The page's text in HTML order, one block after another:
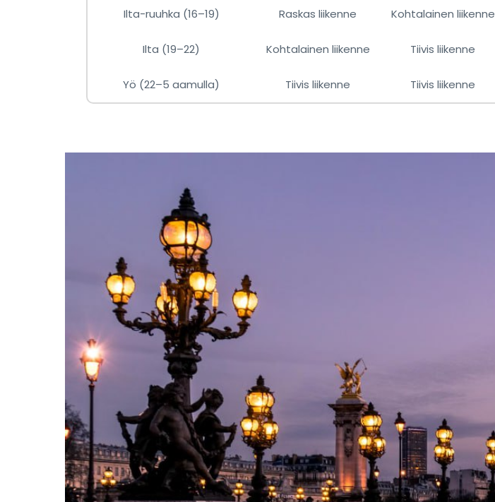
Ilta-ruuhka (16–19) Raskas liikenne Kohtalainen liikenne
Ilta (19–22) Kohtalainen liikenne Tiivis liikenne
Yö (22–5 aamulla) Tiivis liikenne Tiivis liikenne